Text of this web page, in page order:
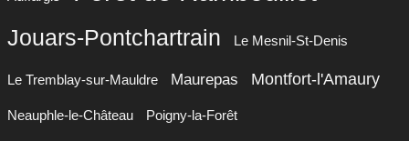
Jouars-Pontchartrain Le Mesnil-St-Denis
Le Tremblay-sur-Mauldre Maurepas Montfort-l'Amaury
Neauphle-le-Château Poigny-la-Forêt